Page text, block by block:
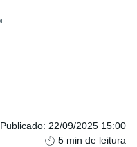
Publicado: 22/09/2025 15:00
5 min de leitura